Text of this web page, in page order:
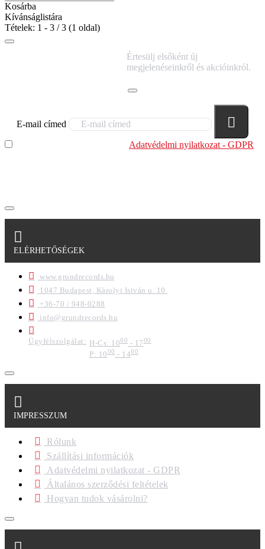
Kosárba
Kívánságlistára
Tételek: 1 - 3 / 3 (1 oldal)
Értesülj elsőként új
megjelenéseinkről és akcióinkról.
E-mail címed
Adatvédelmi nyilatkozat - GDPR
ELÉRHETŐSÉGEK
www.grundrecords.hu
1047 Budapest, Károlyi István u. 10.
+36-70 / 948-0288
info@grundrecords.hu
Ügyfélszolgálat: H-Cs: 1000 - 1700
P: 1000- 1400
IMPRESSZUM
Rólunk
Szállítási információk
Adatvédelmi nyilatkozat - GDPR
Általános szerződési feltételek
Hogyan tudok vásárolni?